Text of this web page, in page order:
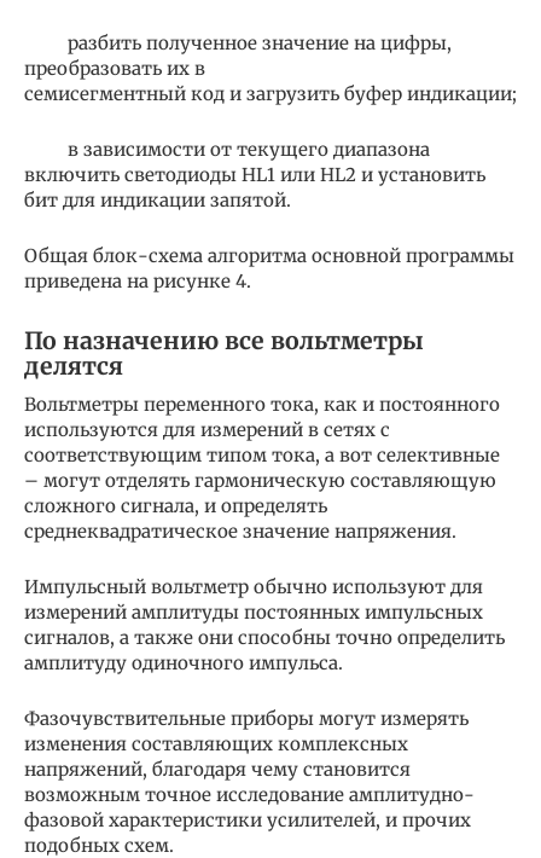
разбить полученное значение на цифры,
преобразовать их в
семисегментный код и загрузить буфер индикации;
в зависимости от текущего диапазона
включить светодиоды HL1 или HL2 и установить
бит для индикации запятой.
Общая блок-схема алгоритма основной программы
приведена на рисунке 4.
По назначению все вольтметры
делятся
Вольтметры переменного тока, как и постоянного
используются для измерений в сетях с
соответствующим типом тока, а вот селективные
– могут отделять гармоническую составляющую
сложного сигнала, и определять
среднеквадратическое значение напряжения.
Импульсный вольтметр обычно используют для
измерений амплитуды постоянных импульсных
сигналов, а также они способны точно определить
амплитуду одиночного импульса.
Фазочувствительные приборы могут измерять
изменения составляющих комплексных
напряжений, благодаря чему становится
возможным точное исследование амплитудно-
фазовой характеристики усилителей, и прочих
подобных схем.